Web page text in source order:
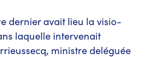
dernier avait lieu la visio-
laquelle intervenait
ministre deléguée